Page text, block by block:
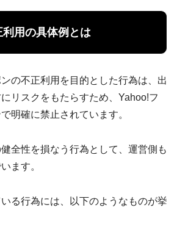
用の具体例とは
の不正利用を目的とした行為は、出
リスクをもたらすため、Yahoo!フ
明確に禁止されています。
全性を損なう行為として、運営側も
ます。
る行為には、以下のようなものが挙